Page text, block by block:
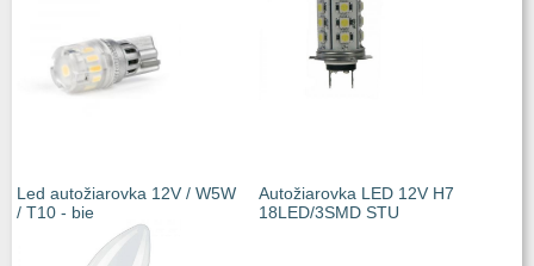
Led autožiarovka 12V / W5W
/ T10 - bie
Autožiarovka LED 12V H7
18LED/3SMD STU